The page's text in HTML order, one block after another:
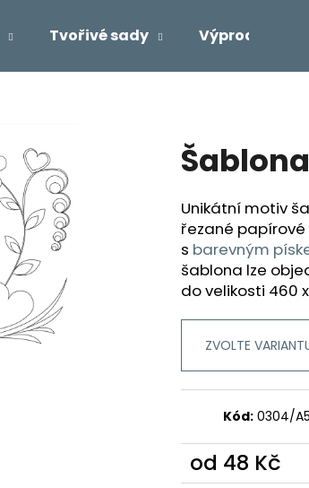
Tvořivé sady Výprodej
Unikátní motiv
řezané
s barevným
šablona lze
do velikosti 460
ZVOLTE
Kód: 0304/A5
od 48 Kč
Měrná